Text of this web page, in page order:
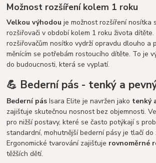
Možnost rozšíření kolem 1 roku
Velkou výhodou je možnost rozšíření nosítka
rozšiřovači v období kolem 1 roku života dítěte.
rozšiřovačům nosítko vydrží opravdu dlouho a
měnícím se potřebám rostoucího dítěte. To je
do budoucnosti, která se vyplatí.
💪 Bederní pás - tenký a
Bederní pás Isara Elite je navržen jako tenký
zajišťuje skutečnou nosnost bez objemnosti.
pro nižší postavy, které se často potýkají s
standardní, mohutnější bederní pásy je tlačí do
Ergonomické tvarování zajišťuje rovnoměrné
těžších dětí.